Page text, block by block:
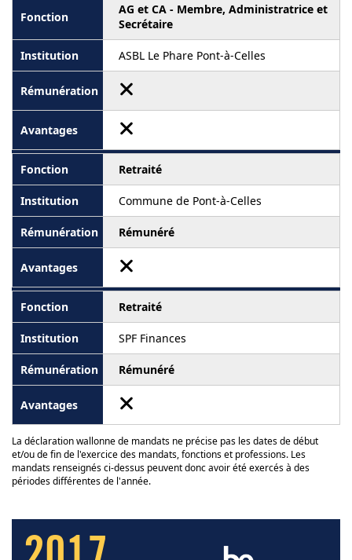
AG et CA - Membre, Administratrice et
Secrétaire
ASBL Le Phare Pont-à-Celles
Retraité
Commune de Pont-à-Celles
Rémunéré
Retraité
SPF Finances
Rémunéré
La déclaration wallonne de mandats ne précise pas les dates de début
et/ou de fin de l'exercice des mandats, fonctions et professions. Les
mandats renseignés ci-dessus peuvent donc avoir été exercés à des
périodes différentes de l'année.